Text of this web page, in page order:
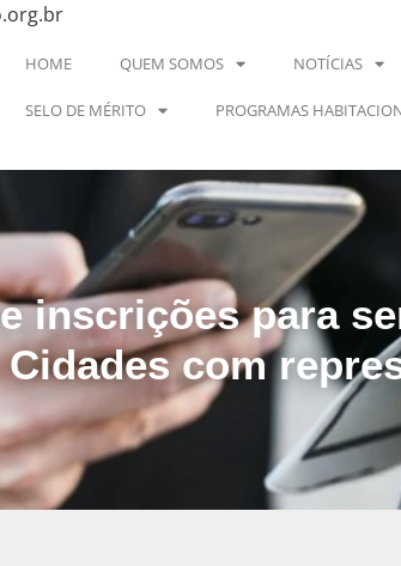
HOME QUEM SOMOS NOTÍCIAS
SELO DE MÉRITO PROGRAMAS
inscrições para
Cidades com